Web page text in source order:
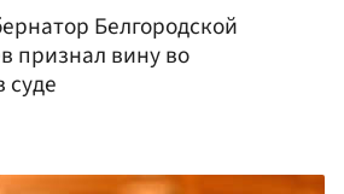
Белгородской
признал вину во
суде